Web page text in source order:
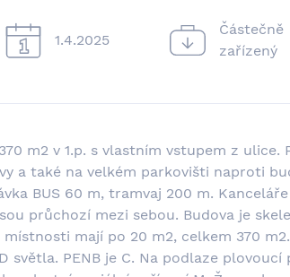
1.4.2025
Částečně
zařízený
m2 v 1.p. s vlastním vstupem z
a také na velkém parkovišti naproti
BUS 60 m, tramvaj 200 m.
průchozí mezi sebou. Budova je
mají po 20 m2, celkem 370
světla. PENB je C. Na podlaze